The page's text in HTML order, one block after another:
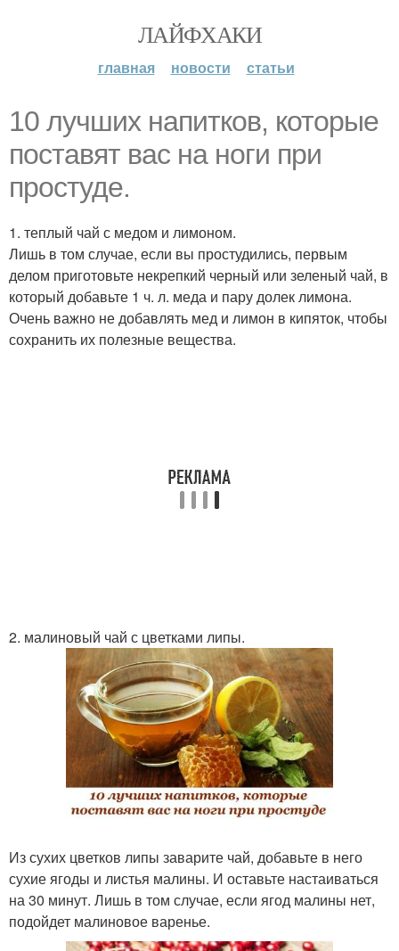
ЛАЙФХАКИ
главная новости статьи
10 лучших напитков, которые
поставят вас на ноги при
простуде.
1. теплый чай с медом и лимоном.
Лишь в том случае, если вы простудились, первым
делом приготовьте некрепкий черный или зеленый чай, в
который добавьте 1 ч. л. меда и пару долек лимона.
Очень важно не добавлять мед и лимон в кипяток, чтобы
сохранить их полезные вещества.
2. малиновый чай с цветками липы.
Из сухих цветков липы заварите чай, добавьте в него
сухие ягоды и листья малины. И оставьте настаиваться
на 30 минут. Лишь в том случае, если ягод малины нет,
подойдет малиновое варенье.